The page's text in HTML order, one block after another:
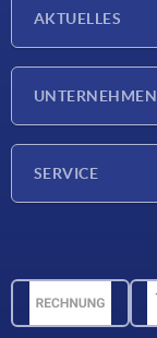
AKTUELLES
UNTERNEHMEN
SERVICE
CAD-Daten